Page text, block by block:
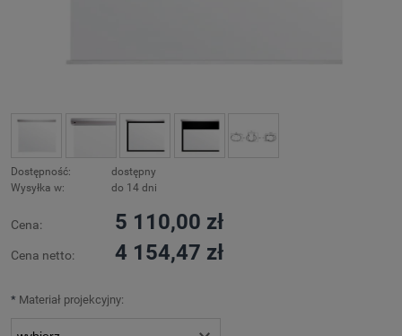
Dostępność:
dostępny
Wysyłka w:
do 14 dni
Cena: 5 110,00 zł
Cena netto: 4 154,47 zł
* Materiał projekcyjny: